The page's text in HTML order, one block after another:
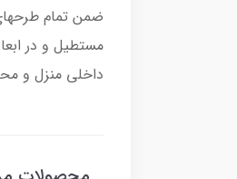
ضمن تمام
داخلی منزل و